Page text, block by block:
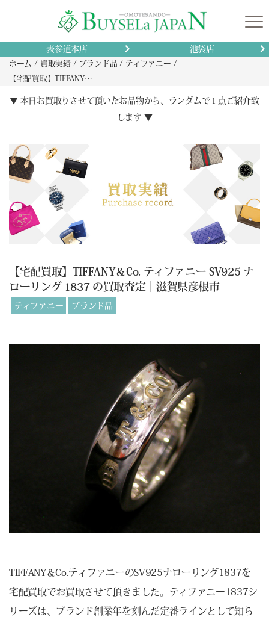
表参道本店 池袋店
ホーム 買取実績 ブランド品
ティファニー
【宅配買取】TIFFANY＆Co. ティファニー SV925 ナローリング 1837 の買取査定｜滋賀県彦根市
▼ 本日お買取りさせて頂いたお品物から、ランダムで１点ご紹介致
します ▼
【宅配買取】TIFFANY＆Co. ティファニー SV925 ナ
ローリング 1837 の買取査定｜滋賀県彦根市
ティファニー ブランド品
TIFFANY＆Co.ティファニーのSV925ナローリング1837を
宅配買取でお買取させて頂きました。ティファニー1837シ
リーズは、ブランド創業年を刻んだ定番ラインとして知ら